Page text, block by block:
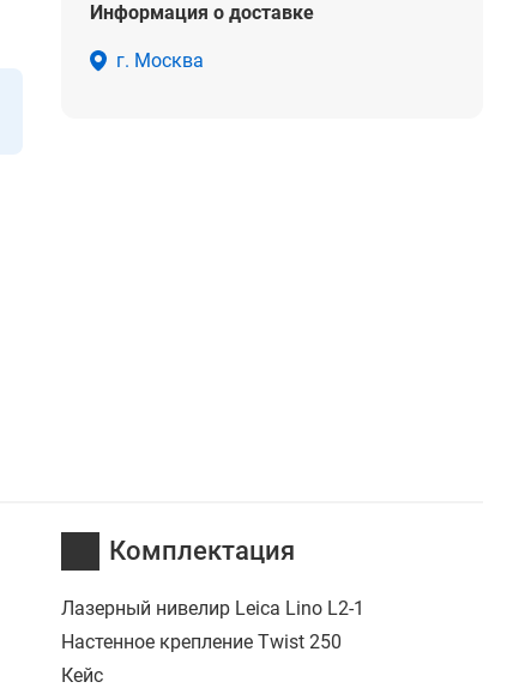
Информация о доставке
г. Москва
Комплектация
Лазерный нивелир Leica Lino L2-1
Настенное крепление Twist 250
Кейс